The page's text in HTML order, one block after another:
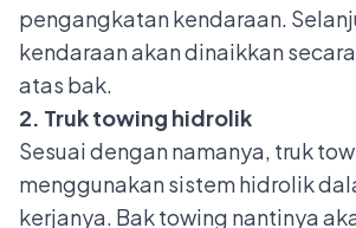
pengangkatan kendaraan.
kendaraan akan dinaikkan
atas bak.
2. Truk towing hidrolik
Sesuai dengan namanya, truk
menggunakan sistem hidrolik
kerjanya. Bak towing nantinya